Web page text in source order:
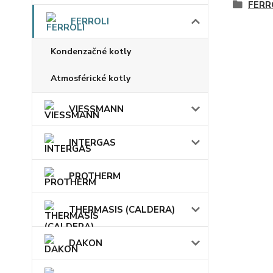
FERROLI
Kondenzačné kotly
Atmosférické kotly
VIESSMANN
INTERGAS
PROTHERM
THERMASIS (CALDERA)
DAKON